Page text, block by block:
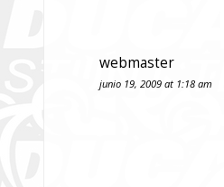
webmaster
junio 19, 2009 at 1:18 am